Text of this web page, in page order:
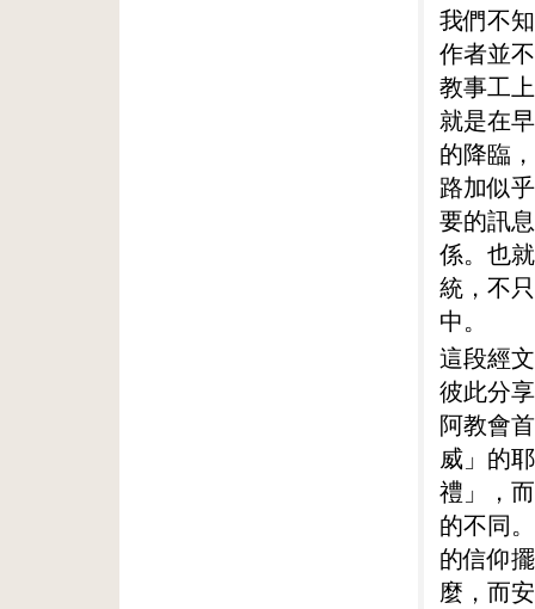
我們不
作者並
教事工
就是在
的降臨
路加似
要的訊
係。也
統，不
中。
這段經
彼此分
阿教會
威」的
禮」，
的不同
的信仰
麼，而